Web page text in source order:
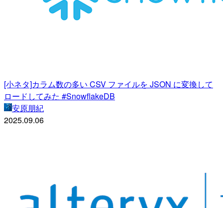
[小ネタ]カラム数の多い CSV ファイルを JSON に変換して
ロードしてみた #SnowflakeDB
安原朋紀
2025.09.06